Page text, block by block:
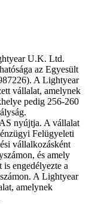
U.K. Ltd.
az Egyesült
A Lightyear
vállalat, amelynek
pedig 256-260
nyújtja. A vállalat
Felügyeleti
vállalkozásként
és amely
engedélyezte a
A Lightyear
amelynek